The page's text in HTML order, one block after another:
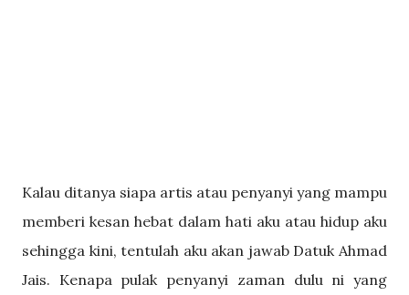
Kalau ditanya siapa artis atau penyanyi yang mampu
memberi kesan hebat dalam hati aku atau hidup aku
sehingga kini, tentulah aku akan jawab Datuk Ahmad
Jais. Kenapa pulak penyanyi zaman dulu ni yang